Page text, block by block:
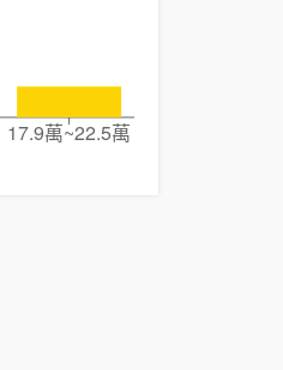
17.9萬~22.5萬